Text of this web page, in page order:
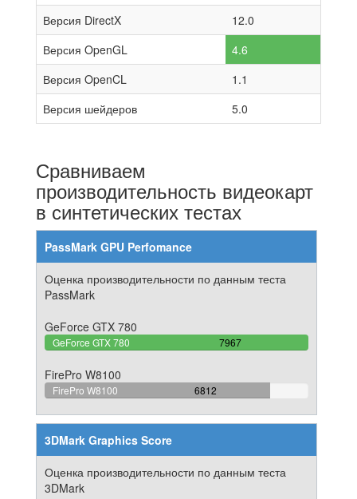
Версия DirectX
12.0
Версия OpenGL
4.6
Версия OpenCL
1.1
Версия шейдеров
5.0
Сравниваем
производительность видеокарт
в синтетических тестах
PassMark GPU Perfomance
Оценка производительности по данным теста
PassMark
GeForce GTX 780
GeForce GTX 780 7967
100%
FirePro W8100
FirePro W8100 6812
85.502698631856%
3DMark Graphics Score
Оценка производительности по данным теста
3DMark